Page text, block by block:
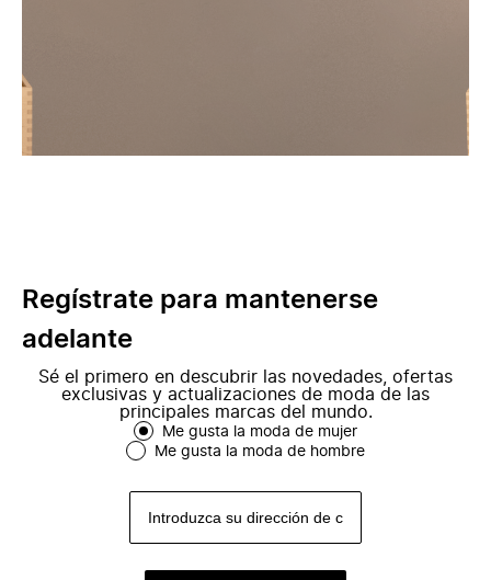
Regístrate para mantenerse
adelante
Sé el primero en descubrir las novedades, ofertas
exclusivas y actualizaciones de moda de las
principales marcas del mundo.
Me gusta la moda de mujer
Me gusta la moda de hombre